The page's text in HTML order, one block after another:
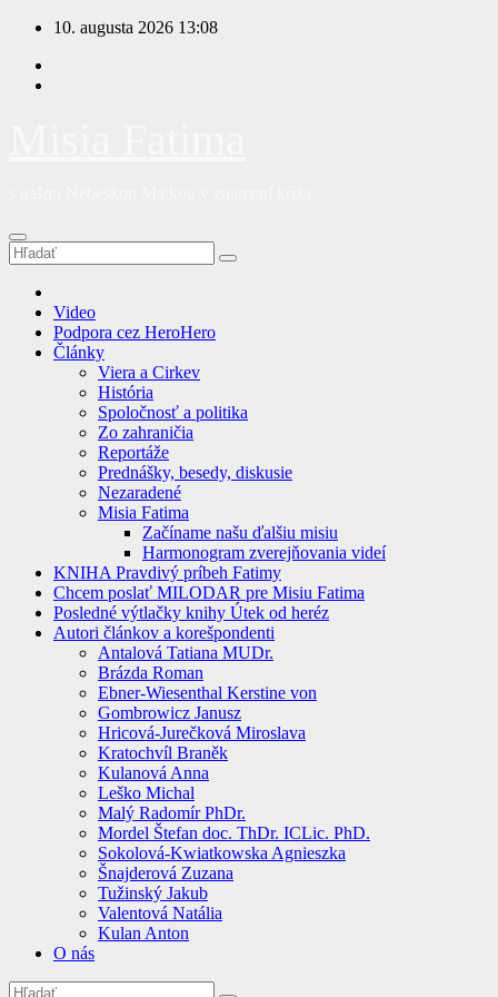
Prejsť
obsah
10. augusta 2026 13:08
Video
Podpora cez HeroHero
Články
Viera a Cirkev
História
Spoločnosť a politika
Zo zahraničia
Reportáže
Prednášky, besedy, diskusie
Nezaradené
Misia Fatima
Začíname našu ďalšiu misiu
Harmonogram zverejňovania videí
KNIHA Pravdivý príbeh Fatimy
Chcem poslať MILODAR pre Misiu Fatima
Posledné výtlačky knihy Útek od heréz
Autori článkov a korešpondenti
Antalová Tatiana MUDr.
Brázda Roman
Ebner-Wiesenthal Kerstine von
Gombrowicz Janusz
Hricová-Jurečková Miroslava
Kratochvíl Braněk
Kulanová Anna
Leško Michal
Malý Radomír PhDr.
Mordel Štefan doc. ThDr. ICLic. PhD.
Sokolová-Kwiatkowska Agnieszka
Šnajderová Zuzana
Tužinský Jakub
Valentová Natália
Kulan Anton
O nás